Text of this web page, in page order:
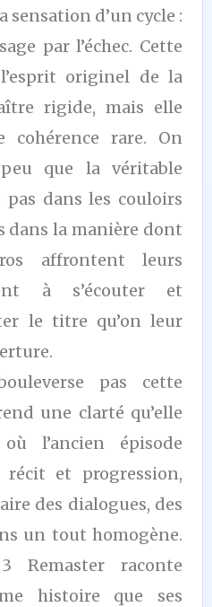
sensation d’un cycle :
par l’échec. Cette
originel de la
rigide, mais elle
rare. On
que la véritable
dans les couloirs
dans la manière dont
affrontent leurs
à s’écouter et
le titre qu’on leur
pas cette
une clarté qu’elle
l’ancien épisode
et progression,
des dialogues, des
un tout homogène.
Remaster raconte
histoire que ses